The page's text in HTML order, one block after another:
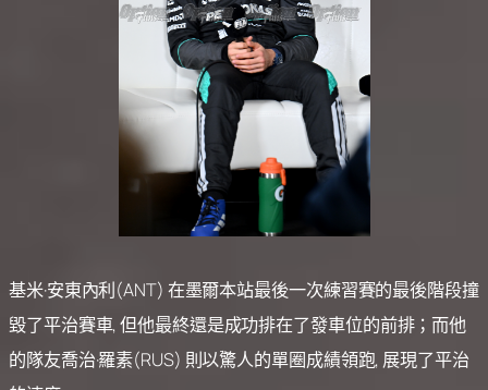
基米·安東內利(ANT) 在墨爾本站最後一次練習賽的最後階段撞
毀了平治賽車, 但他最終還是成功排在了發車位的前排；而他
的隊友喬治·羅素(RUS) 則以驚人的單圈成績領跑, 展現了平治